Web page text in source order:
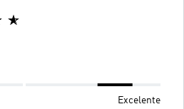
Excelente